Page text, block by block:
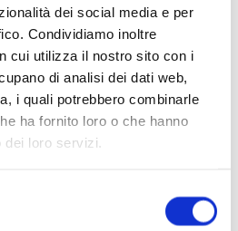
dei social media e per
Condividiamo inoltre
cui utilizza il nostro sito con i
di analisi dei dati web,
i quali potrebbero combinarle
ha fornito loro o che hanno
dei loro servizi.